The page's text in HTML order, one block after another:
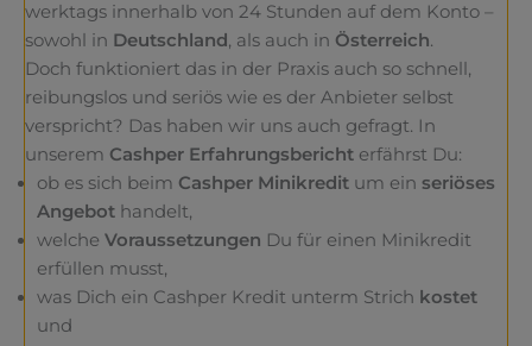
werktags innerhalb von 24 Stunden auf dem Konto –
sowohl in Deutschland, als auch in Österreich.
Doch funktioniert das in der Praxis auch so schnell,
reibungslos und seriös wie es der Anbieter selbst
verspricht? Das haben wir uns auch gefragt. In
unserem Cashper Erfahrungsbericht erfährst Du:
ob es sich beim Cashper Minikredit um ein seriöses
Angebot handelt,
welche Voraussetzungen Du für einen Minikredit
erfüllen musst,
was Dich ein Cashper Kredit unterm Strich kostet
und